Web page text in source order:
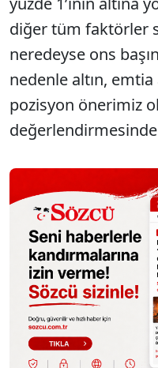
diğer tüm faktörler
neredeyse ons
nedenle altın,
pozisyon önerimiz